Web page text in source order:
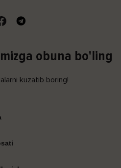
obuna bo'ling
kuzatib boring!